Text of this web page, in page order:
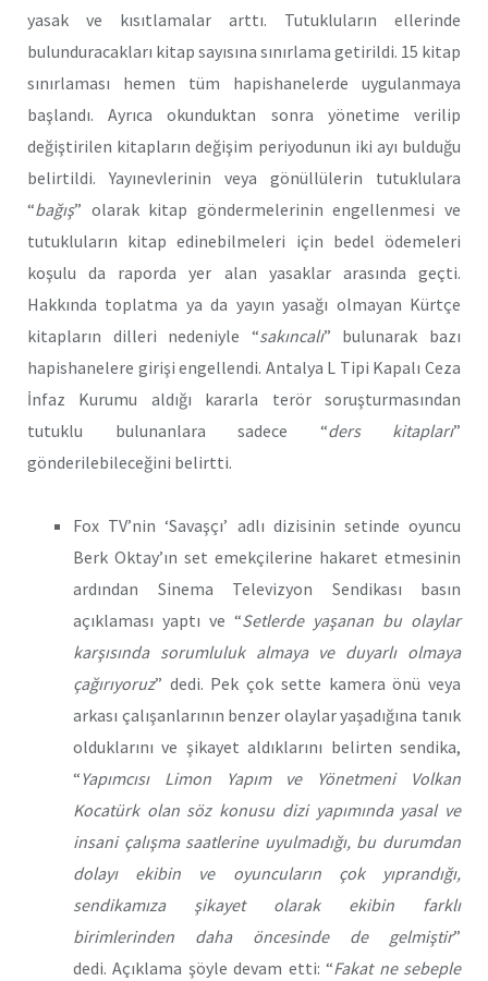
yasak ve kısıtlamalar arttı. Tutukluların ellerinde
bulunduracakları kitap sayısına sınırlama getirildi. 15 kitap
sınırlaması hemen tüm hapishanelerde uygulanmaya
başlandı. Ayrıca okunduktan sonra yönetime verilip
değiştirilen kitapların değişim periyodunun iki ayı bulduğu
belirtildi. Yayınevlerinin veya gönüllülerin tutuklulara
“bağış” olarak kitap göndermelerinin engellenmesi ve
tutukluların kitap edinebilmeleri için bedel ödemeleri
koşulu da raporda yer alan yasaklar arasında geçti.
Hakkında toplatma ya da yayın yasağı olmayan Kürtçe
kitapların dilleri nedeniyle “sakıncalı” bulunarak bazı
hapishanelere girişi engellendi. Antalya L Tipi Kapalı Ceza
İnfaz Kurumu aldığı kararla terör soruşturmasından
tutuklu bulunanlara sadece “ders kitapları”
gönderilebileceğini belirtti.
Fox TV’nin ‘Savaşçı’ adlı dizisinin setinde oyuncu
Berk Oktay’ın set emekçilerine hakaret etmesinin
ardından Sinema Televizyon Sendikası basın
açıklaması yaptı ve “Setlerde yaşanan bu olaylar
karşısında sorumluluk almaya ve duyarlı olmaya
çağırıyoruz” dedi. Pek çok sette kamera önü veya
arkası çalışanlarının benzer olaylar yaşadığına tanık
olduklarını ve şikayet aldıklarını belirten sendika,
“Yapımcısı Limon Yapım ve Yönetmeni Volkan
Kocatürk olan söz konusu dizi yapımında yasal ve
insani çalışma saatlerine uyulmadığı, bu durumdan
dolayı ekibin ve oyuncuların çok yıprandığı,
sendikamıza şikayet olarak ekibin farklı
birimlerinden daha öncesinde de gelmiştir”
dedi. Açıklama şöyle devam etti: “Fakat ne sebeple